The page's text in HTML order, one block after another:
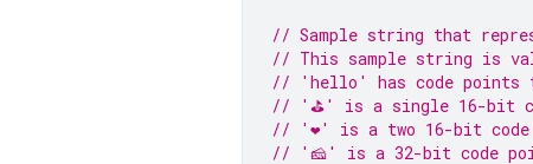
// Sample string that
// This sample string is
// 'hello' has code points
// '⛳' is a single 16-bit
// '❤️' is a two 16-bit code
// '🧀' is a 32-bit code